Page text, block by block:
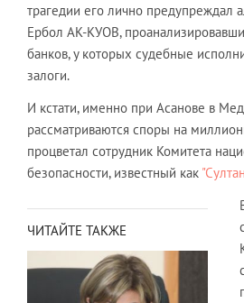
трагедии его лично предупреждал
Ербол АК-КУОВ,
банков, у которых судебные
залоги.
И кстати, именно при Асанове в
рассматриваются споры на
процветал сотрудник Комитета
безопасности, известный как
ЧИТАЙТЕ ТАКЖЕ